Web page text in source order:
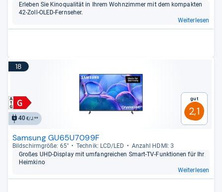
Erle­ben Sie Kino­qua­li­tät in Ihrem Wohn­zim­mer mit dem kom­pak­ten
42-​Zoll-​OLED-​Fern­se­her.
Weiterlesen
18
40€/J.**
Gut
2,1
Samsung GU65U7099F
Bild­schirm­größe: 65" Tech­nik: LCD/LED
Anzahl HDMI: 3
Großes UHD-​Dis­play mit umfang­rei­chen Smart-​TV-​Funk­tio­nen für Ihr
Heim­kino
Weiterlesen